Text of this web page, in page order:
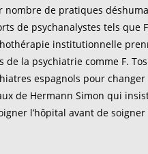
nombre de pratiques
de psychanalystes tels
institutionnelle
de la psychiatrie comme F.
espagnols pour
de Hermann Simon qui
l’hôpital avant de